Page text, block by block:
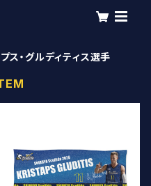
ス・グルディティス選手